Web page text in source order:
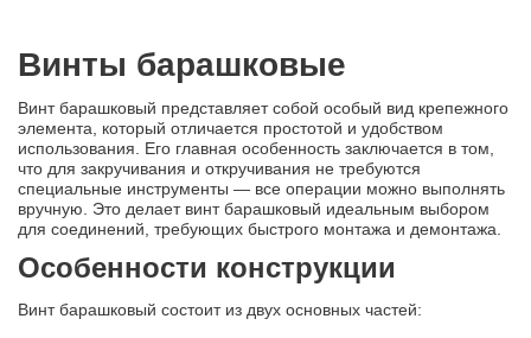
Винты барашковые
Винт барашковый представляет собой особый вид крепежного
элемента, который отличается простотой и удобством
использования. Его главная особенность заключается в том,
что для закручивания и откручивания не требуются
специальные инструменты — все операции можно выполнять
вручную. Это делает винт барашковый идеальным выбором
для соединений, требующих быстрого монтажа и демонтажа.
Особенности конструкции
Винт барашковый состоит из двух основных частей: